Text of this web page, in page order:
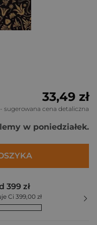
33,49 zł
- sugerowana cena detaliczna
w poniedziałek.
399 zł
Ci 399,00 zł